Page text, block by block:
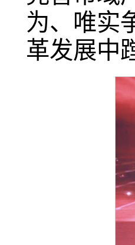
为、唯实
革发展中